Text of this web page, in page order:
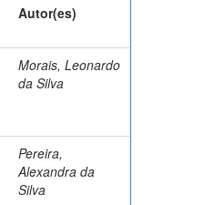
Autor(es)
Morais, Leonardo
da Silva
Pereira,
Alexandra da
Silva